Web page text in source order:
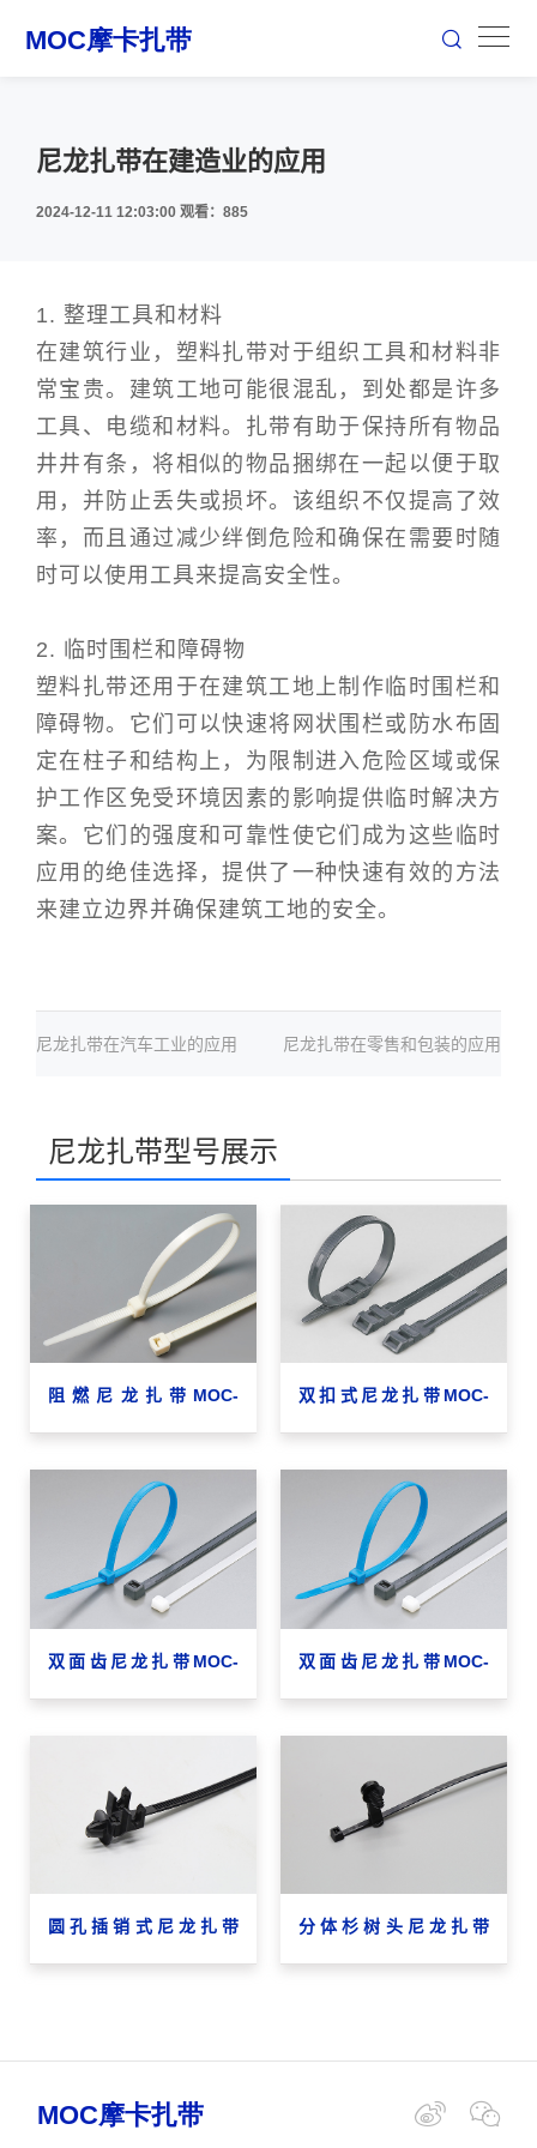
尼龙扎带在建造业的应用
2024-12-11 12:03:00 观看：885
1. 整理工具和材料
在建筑行业，塑料扎带对于组织工具和材料非
常宝贵。建筑工地可能很混乱，到处都是许多
工具、电缆和材料。扎带有助于保持所有物品
井井有条，将相似的物品捆绑在一起以便于取
用，并防止丢失或损坏。该组织不仅提高了效
率，而且通过减少绊倒危险和确保在需要时随
时可以使用工具来提高安全性。
2. 临时围栏和障碍物
塑料扎带还用于在建筑工地上制作临时围栏和
障碍物。它们可以快速将网状围栏或防水布固
定在柱子和结构上，为限制进入危险区域或保
护工作区免受环境因素的影响提供临时解决方
案。它们的强度和可靠性使它们成为这些临时
应用的绝佳选择，提供了一种快速有效的方法
来建立边界并确保建筑工地的安全。
尼龙扎带在汽车工业的应用 尼龙扎带在零售和包装的应用
尼龙扎带型号展示
阻燃尼龙扎带MOC-
双扣式尼龙扎带MOC-
双面齿尼龙扎带MOC-
双面齿尼龙扎带MOC-
圆孔插销式尼龙扎带
分体杉树头尼龙扎带